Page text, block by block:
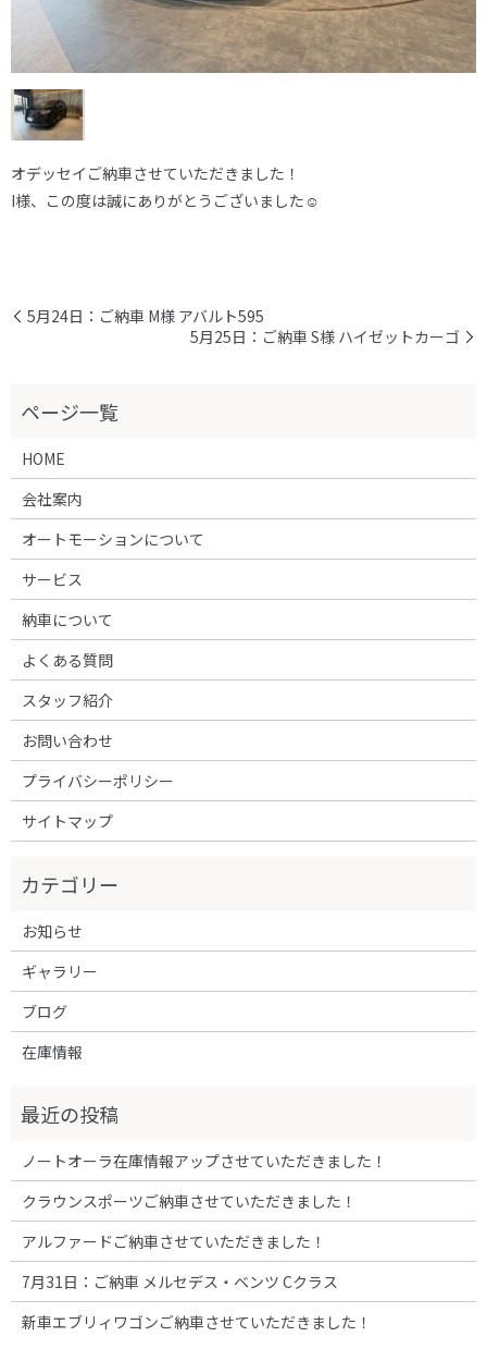
オデッセイご納車させていただきました！
I様、この度は誠にありがとうございました☺
5月24日：ご納車 M様 アバルト595
5月25日：ご納車 S様 ハイゼットカーゴ
HOME
会社案内
オートモーションについて
サービス
納車について
よくある質問
スタッフ紹介
お問い合わせ
プライバシーポリシー
サイトマップ
お知らせ
ギャラリー
ブログ
在庫情報
ノートオーラ在庫情報アップさせていただきました！
クラウンスポーツご納車させていただきました！
アルファードご納車させていただきました！
7月31日：ご納車 メルセデス・ベンツ Cクラス
新車エブリィワゴンご納車させていただきました！